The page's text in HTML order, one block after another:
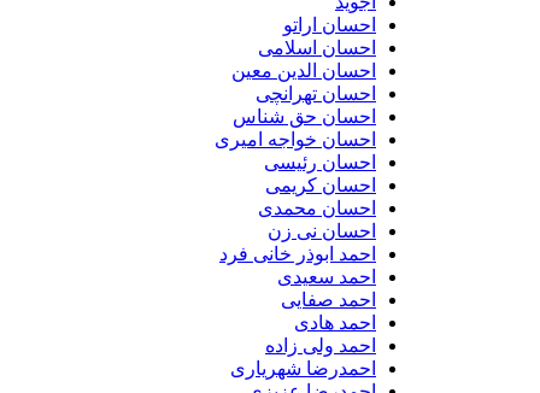
احسان اراتو
احسان اسلامی
احسان الدین معین
احسان تهرانچی
احسان حق شناس
احسان خواجه امیری
احسان رئیسی
احسان کریمی
احسان محمدی
احسان نی زن
احمد ابوذر خانی فرد
احمد سعیدی
احمد صفایی
احمد هادی
احمد ولی زاده
احمدرضا شهریاری